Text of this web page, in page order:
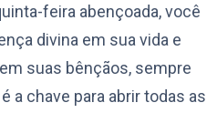
feira abençoada, você
divina em sua vida e
suas bênçãos, sempre
a chave para abrir todas as